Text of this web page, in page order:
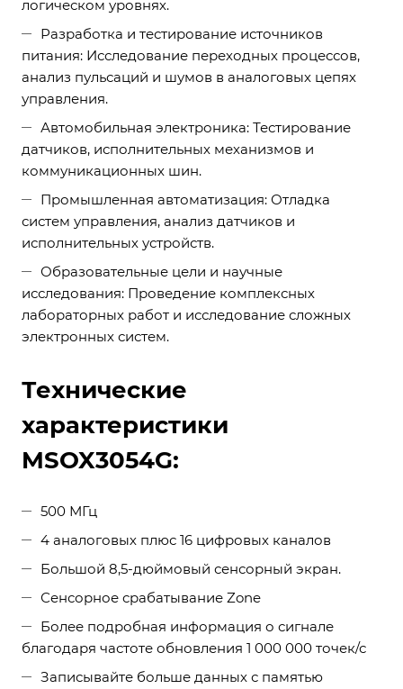
логическом уровнях.
Разработка и тестирование источников
питания: Исследование переходных процессов,
анализ пульсаций и шумов в аналоговых цепях
управления.
Автомобильная электроника: Тестирование
датчиков, исполнительных механизмов и
коммуникационных шин.
Промышленная автоматизация: Отладка
систем управления, анализ датчиков и
исполнительных устройств.
Образовательные цели и научные
исследования: Проведение комплексных
лабораторных работ и исследование сложных
электронных систем.
Технические
характеристики
MSOX3054G:
500 МГц
4 аналоговых плюс 16 цифровых каналов
Большой 8,5-дюймовый сенсорный экран.
Сенсорное срабатывание Zone
Более подробная информация о сигнале
благодаря частоте обновления 1 000 000 точек/с
Записывайте больше данных с памятью